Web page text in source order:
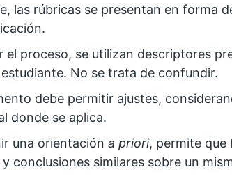
las rúbricas se presentan en forma
el proceso, se utilizan descriptores
No se trata de confundir.
debe permitir ajustes,
donde se aplica.
una orientacióna priori, permite que
conclusiones similares sobre un